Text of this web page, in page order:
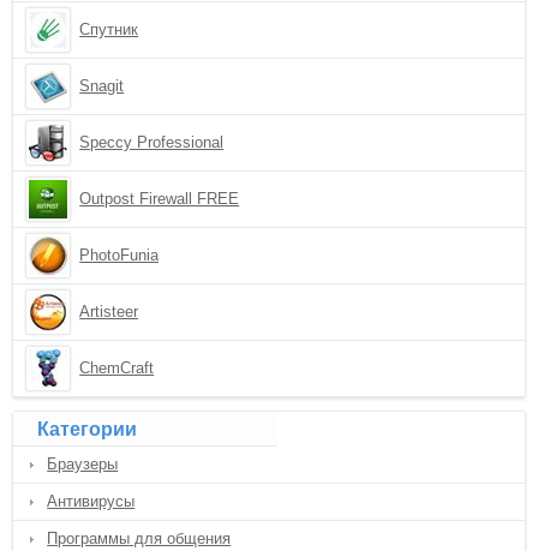
Спутник
Snagit
Speccy Professional
Outpost Firewall FREE
PhotoFunia
Artisteer
ChemCraft
Категории
Браузеры
Антивирусы
Программы для общения